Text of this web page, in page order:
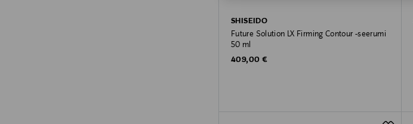
SHISEIDO
Future Solution LX Firming Contour -seerumi
50 ml
Original Price
409,00 €